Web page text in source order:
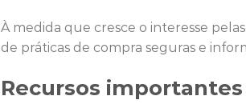
À medida que cresce o interesse
de práticas de compra seguras e
Recursos